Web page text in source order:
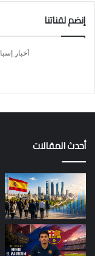
إنضم لقناتنا
أحدث المقالات